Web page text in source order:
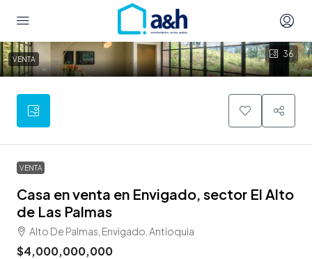
36
VENTA
VENTA
Casa en venta en Envigado, sector El Alto
de Las Palmas
Alto De Palmas, Envigado, Antioquia
$4,000,000,000